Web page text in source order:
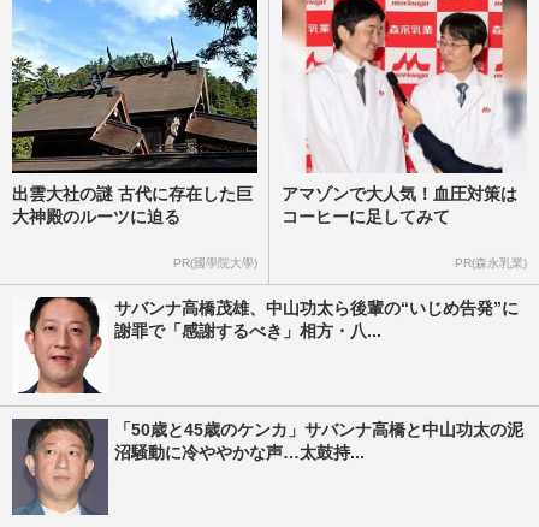
出雲大社の謎 古代に存在した巨
大神殿のルーツに迫る
PR(國學院大學)
アマゾンで大人気！血圧対策は
コーヒーに足してみて
PR(森永乳業)
サバンナ高橋茂雄、中山功太ら後輩の“いじめ告発”に
謝罪で「感謝するべき」相方・八...
「50歳と45歳のケンカ」サバンナ高橋と中山功太の泥
沼騒動に冷ややかな声…太鼓持...